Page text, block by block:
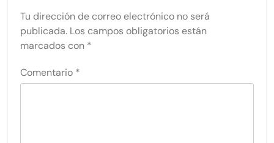
Tu dirección de correo electrónico no será
publicada. Los campos obligatorios están
marcados con *
Comentario *